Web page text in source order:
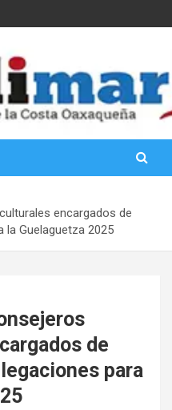
encargados de
la Guelaguetza 2025
de
para